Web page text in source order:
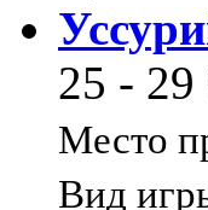
25 - 29
Место
Вид